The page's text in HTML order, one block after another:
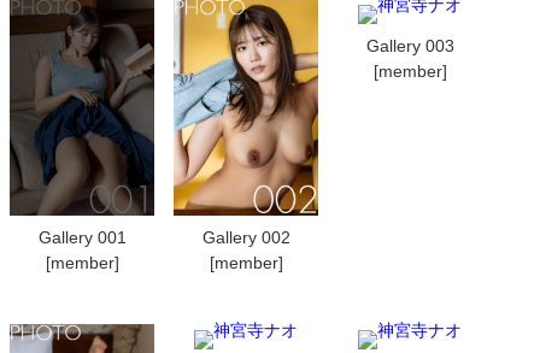
Gallery 001
[member]
Gallery 002
[member]
Gallery 003
[member]